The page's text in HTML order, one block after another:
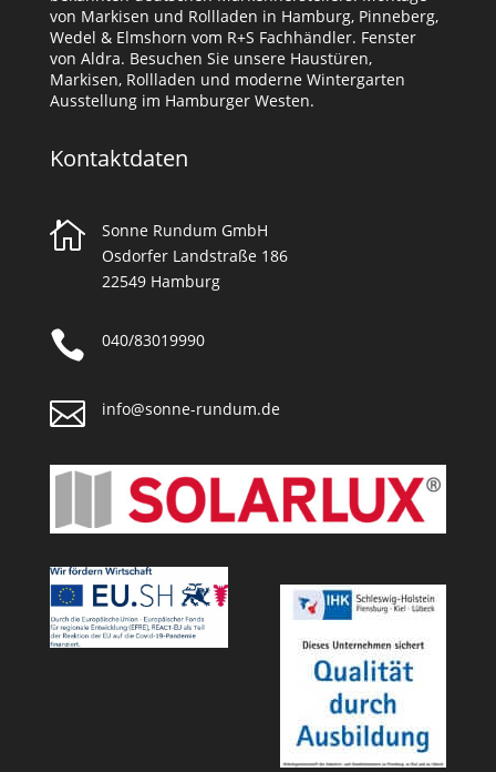
von Markisen und Rollladen in Hamburg, Pinneberg,
Wedel & Elmshorn vom R+S Fachhändler. Fenster
von Aldra. Besuchen Sie unsere Haustüren,
Markisen, Rollladen und moderne Wintergarten
Ausstellung im Hamburger Westen.
Kontaktdaten

Sonne Rundum GmbH
Osdorfer Landstraße 186
22549 Hamburg
 040/83019990
 info@sonne-rundum.de